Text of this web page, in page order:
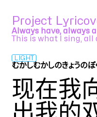
Project
Always have,
This is what I sing, all
LIGHT
むかしむかしのきょうのぼ
现在我